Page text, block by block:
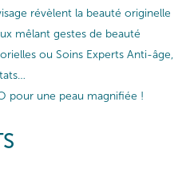
révèlent la beauté originelle
mêlant gestes de beauté
ou Soins Experts Anti-âge,
pour une peau magnifiée !